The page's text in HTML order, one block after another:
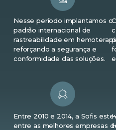
Nesse período implantamos o
padrão internacional de
rastreabilidade em
reforçando a segurança e
conformidade das soluções.
Entre 2010 e 2014, a Sofis
entre as melhores empresas